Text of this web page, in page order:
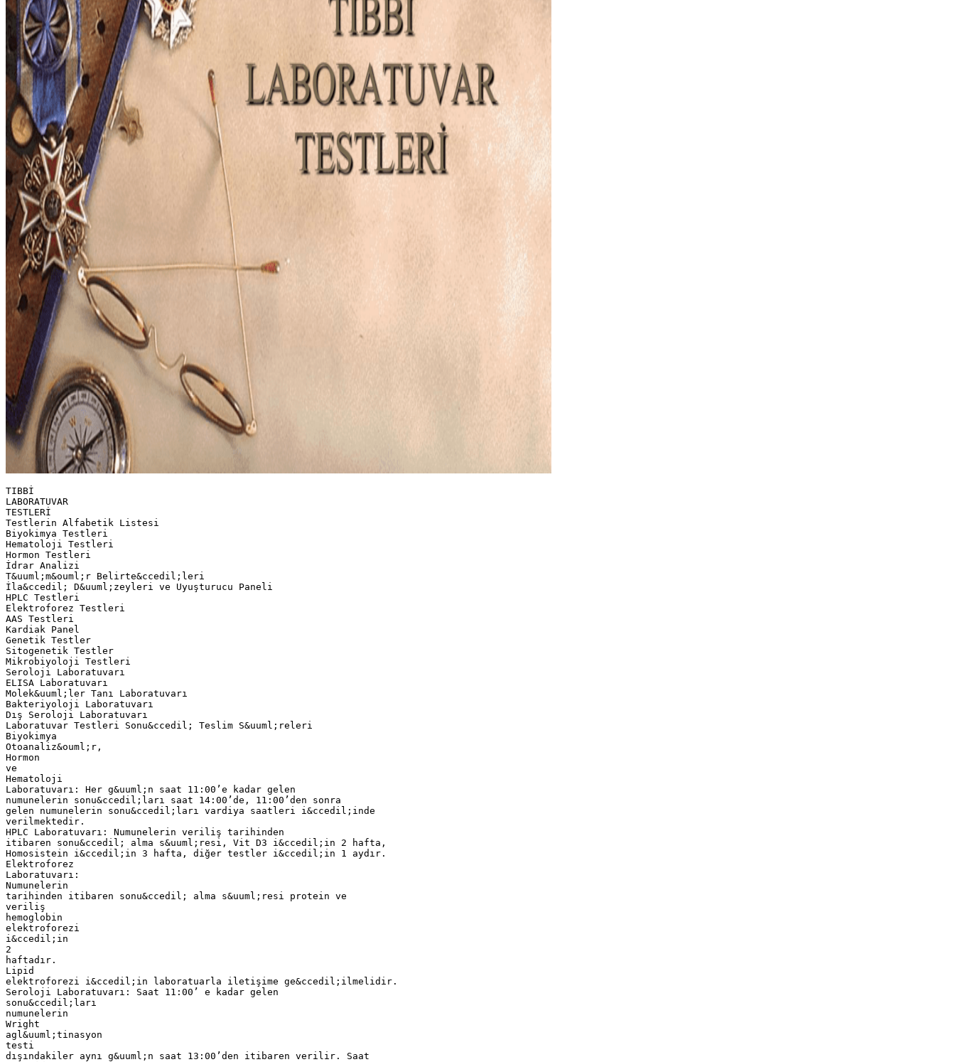
TIBBİ LABORATUVAR TESTLERİ Testlerin Alfabetik Listesi Biyokimya Testleri Hematoloji Testleri Hormon Testleri İdrar Analizi T&uuml;m&ouml;r Belirte&ccedil;leri İla&ccedil; D&uuml;zeyleri ve Uyuşturucu Paneli HPLC Testleri Elektroforez Testleri AAS Testleri Kardiak Panel Genetik Testler Sitogenetik Testler Mikrobiyoloji Testleri Seroloji Laboratuvarı ELISA Laboratuvarı Molek&uuml;ler Tanı Laboratuvarı Bakteriyoloji Laboratuvarı Dış Seroloji Laboratuvarı Laboratuvar Testleri Sonu&ccedil; Teslim S&uuml;releri Biyokimya Otoanaliz&ouml;r, Hormon ve Hematoloji Laboratuvarı: Her g&uuml;n saat 11:00’e kadar gelen numunelerin sonu&ccedil;ları saat 14:00’de, 11:00’den sonra gelen numunelerin sonu&ccedil;ları vardiya saatleri i&ccedil;inde verilmektedir. HPLC Laboratuvarı: Numunelerin veriliş tarihinden itibaren sonu&ccedil; alma s&uuml;resi, Vit D3 i&ccedil;in 2 hafta, Homosistein i&ccedil;in 3 hafta, diğer testler i&ccedil;in 1 aydır. Elektroforez Laboratuvarı: Numunelerin tarihinden itibaren sonu&ccedil; alma s&uuml;resi protein ve veriliş hemoglobin elektroforezi i&ccedil;in 2 haftadır. Lipid elektroforezi i&ccedil;in laboratuarla iletişime ge&ccedil;ilmelidir. Seroloji Laboratuvarı: Saat 11:00’ e kadar gelen sonu&ccedil;ları numunelerin Wright agl&uuml;tinasyon testi dışındakiler aynı g&uuml;n saat 13:00’den itibaren verilir. Saat 11:00’den sonra gelen numunelerin sonu&ccedil;ları kan alındıktan 3 saat sonra verilir. Wright agl&uuml;tinasyon test sonu&ccedil;ları ertesi g&uuml;n verilir. İmm&uuml;nglobulin sonu&ccedil;ları Cuma, C3 ve C4 sonu&ccedil;ları Perşembe g&uuml;nleri 14:00’ den itibaren verilir. Bakteriyoloji Laboratuvarı: Yapılan k&uuml;lt&uuml;r sonu&ccedil;ları normal şartlarda ortalama iki g&uuml;nde verilir. Kan k&uuml;lt&uuml;r&uuml; &uuml;reme olduğunda işleme alınır, &uuml;reme olmadığı durumda 7. g&uuml;n negatif sonu&ccedil; verilmektedir. Mantar, boyalı preparat ve parazit incelemeleri numune alındığı aynı g&uuml;n verilmektedir. Tırnakta mantar aranması, ARB boyama testleri ertesi g&uuml;n verilmektedir. ELISA Laboratuvarı: Saat 11:00’e kadar alınan numunelerin sonu&ccedil;ları aynı g&uuml;n saat 13:30’dan itibaren verilir. 11:00-17:00 arasında alınan numunelerin sonu&ccedil;ları kan alındıktan 3 saat sonra verilir. 17:00’den sonra alınan numunelerin sonu&ccedil;ları ise ertesi g&uuml;n verilir. Otoimm&uuml;n antikor sonu&ccedil;larından ANA, dsDNA, ENA testlerinin sonu&ccedil;ları 15 g&uuml;nde bir Salı g&uuml;nleri 14:00’den itibaren verilir. Diğer mikroelisa testlerinin sonu&ccedil;ları ise yaklaşık 20 g&uuml;n sonra verilir. HCV doğrulama testinin sonucu ise hasta biriktirilerek &ccedil;alışıldığı i&ccedil;in en erken 10 g&uuml;n sonra verilmektedir. Molek&uuml;ler testler: Saat 15:00’e kadar kan alınmaktadır. Bu testler hasta biriktirilerek &ccedil;alışıldığı i&ccedil;in sonu&ccedil;lar en erken 10 g&uuml;n sonra verilmektedir. PANİK DEĞERLER Panik değerler listesi, laboratuvarda &ccedil;alışılan testlerden belirlenen referans aralığı dışında ve kişi i&ccedil;in riskli olabilecek değerlerinin belirlenmesi sonucu oluşturulan listedir. Bu listenin amacı hasta g&uuml;venliğini tehlikeye atabilecek sonu&ccedil;lar elde edildiğinde ilgili hekime s&uuml;recinin işletilmesinin sağlanmasıdır. bildirilmesi Biyokimya Laboratuvarı Panik Değerler Listesi Hematoloji Laboratuvarı Panik Değerler Listesi Mikrobiyoloji Laboratuvarı Panik Değerler Listesi Mikrobiyoloji Laboratuvarı Panik Değerler Listesi LABORATUVAR &Ouml;L&Ccedil;&Uuml;M METODLARI Işık Şiddetinden Faydalanarak Yapılan &Ouml;l&ccedil;&uuml;mler Beyaz ışık farklı dalga boyu ve farklı renklere sahip ışınların bir birleşimidir.Her bir ışın dalgalar halinde yayılan ve belli bir enerjiye sahip fotondur. Dalga boyu, uzunluk birimleri cinsinden ifade edilir: 10-9 m (metre) =1 nm (nanometre)=1 m (milimikron) = 10Ao (Anstron) Bir maddenin rengi, o maddeden g&ouml;z&uuml;m&uuml;ze ulaşan g&ouml;r&uuml;n&uuml;r b&ouml;lgedeki elektromanyetik ışınlardır. Bu ışınlar, saydam maddeler i&ccedil;in maddenin i&ccedil;inden ge&ccedil;ip gelen, saydam olmayanlar i&ccedil;in ise yansıyan ışınlardır. Madde tarafından tutulan ışınların rengi ile maddenin g&ouml;r&uuml;n&uuml;r rengini oluşturan ışınların rengi, tamamlayıcı renkler olarak adlandırılır. Sarı-Mavi Kırmızı-Yeşil Herhangi bir &ccedil;&ouml;zeltiye g&ouml;nderilen ışığın &ccedil;&ouml;zelti tarafından tutulmasına absorpsiyon (soğurulmaemilim), ışığın &ccedil;&ouml;zeltiden ge&ccedil;işine transmisyon denir. &Ccedil;&ouml;zeltiye gelen ışık şiddetiyle &ccedil;&ouml;zeltiden &ccedil;ıkan ışık şiddeti arasında matematiksel bir ilişki vardır; bu ilişki, Lambert-Beer kanunuyla ifade edilir. Lambert-Beer kanunu: Bir &ccedil;&ouml;zeltiden ge&ccedil;en ışık miktarı, ışığın &ccedil;&ouml;zelti i&ccedil;inde katettiği yol ve &ccedil;&ouml;zelti konsantrasyonu ile logaritmik olarak ters orantılı, emilen ışık miktarı ise doğru orantılıdır. %Transmittans: &Ccedil;&ouml;zeltiye giren ışığın y&uuml;zde ka&ccedil;ının&ccedil;&ouml;zeltiden &ccedil;ıktığını g&ouml;sterir. Kolorimetri &Ccedil;&ouml;zelti i&ccedil;indeki madde miktarını &ccedil;&ouml;zeltinin renginden faydalanarak &ouml;l&ccedil;me işlemine kolorimetri, bu tip &ouml;l&ccedil;&uuml;mde kullanılan cihazlara da kolorimetre denir. Kolorimetrik &ouml;l&ccedil;&uuml;mde, konsantrasyonu &ouml;l&ccedil;&uuml;lecek &ccedil;&ouml;zeltinin rengi değişik konsantrasyonlardaki standartların rengiyle karşılaştırılarak değerlendirilir. Fotometri &Ccedil;&ouml;zelti i&ccedil;indeki madde miktarını &ccedil;&ouml;zeltiden ge&ccedil;en veya &ccedil;&ouml;zeltinin tuttuğu ışık miktarından faydalanarak &ouml;l&ccedil;me işlemine fotometri, bu tip &ouml;l&ccedil;&uuml;mde kullanılan cihazlara da fotometre denir. Fotometrik &ouml;l&ccedil;&uuml;mde, renksiz konsantrasyonu da &ouml;l&ccedil;&uuml;lebilir. &ccedil;&ouml;zeltilerin A&ouml; =   c&ouml;  l Astd =   cstd  l c&ouml; = (A&ouml;/ Astd)  cstd c&ouml; = (cstd/ Astd)  A&ouml; c&ouml; = (Fakt&ouml;r)  A&ouml; 21 Analiz edilen &ouml;rnek &uuml;zerine ışık demetinin bir kısmını filtreler kullanarak ayıran ve g&ouml;nderen aletler kolorimetre veya fotometre olarak adlandırılırken, yarıklar ya da prizmalar aracılığı ile bu se&ccedil;iciliği yapan aletler spektrofotometre olarak adlandırılırlar. Nefelometri ve t&uuml;rbidimetri Bulanıklığın &ouml;l&ccedil;&uuml;m&uuml; esasına dayanan y&ouml;ntemlerdir. Nefelometride, &ccedil;&ouml;zeltideki partik&uuml;llerce geliş eksenine g&ouml;re 90o a&ccedil;ıyla yerleştirilmiş olan fotosele doğru saptırılan ışınlar &ouml;l&ccedil;&uuml;l&uuml;r. &Ccedil;eşitli a&ccedil;ılarda sa&ccedil;ılan ışınları &ouml;l&ccedil;en farklı tip nefelometreler vardır. T&uuml;rbidimetride, &ccedil;&ouml;zeltiye gelen ışık şiddetinde &ccedil;&ouml;zeltideki partik&uuml;llerin neden olduğu sa&ccedil;ılmadan dolayı ortaya &ccedil;ıkan ışık kaybı &ouml;l&ccedil;&uuml;l&uuml;r. Bunun i&ccedil;in, absorpsiyonun olmadığı dalga boyundaki ışık ve fotometreler veya kolorimetreler kullanılır. 25 t&uuml;rbidimetre nefelometre A: Işık kaynağı B: Giriş yarıklı levhası C: Monokromot&ouml;r E: &Ccedil;ıkış yarıklı levhası F: Dedekt&ouml;r D: K&uuml;vet Florometri Bazı bileşikler, ışık (enerji) absorbe ettiklerinde uyarılırlar; elektronları d&uuml;ş&uuml;k enerji seviyesinden y&uuml;ksek enerji seviyesine &ccedil;ıkarlar. Sonra bu elektronlar eski enerji seviyelerine veya onun biraz &uuml;st&uuml;ndeki bir seviyeye d&ouml;nerler ve dışarıya ilk aldıkları enerjiye eşit veya biraz daha az enerjiyi ışık tarzında salarlar. Uyarılma (eksitasyon) ortadan kalkınca ışımanın 10-10-10-6 s s&uuml;rmesi floresans, 10-6-102 s s&uuml;rmesi fosforesans olarak tanımlanır. Florometride, florometre denilen cihazlarla madde konsantrasyonu, floresans ışımanın &ouml;l&ccedil;&uuml;m&uuml; ile tayin edilir. Otoanaliz&ouml;r Otoanaliz&ouml;r, kabaca numune ve reaktifleri uygun &ouml;l&ccedil;&uuml;lerde alıp karıştıran, belirli s&uuml;re ve ısıda ink&uuml;be eden, gerekli s&uuml;relerde optik okumaları yapıp sonunda analiz sonucu hesaplanmış olarak kullanıcıya sunan cihazdır. Kısaca otomatik bir spektrofotometredir. Kullanıcı cihaza gerekli reaktifleri ve numuneleri yerleştirir, cihazın bilgi işlemcisine herbir testin numune, reaktif hacimleri, ink&uuml;basyon s&uuml;resi, reaksiyon tipi, sonu&ccedil; hesaplaması i&ccedil;in gerekli fakt&ouml;r ve standart bilgileri girer. G&uuml;n&uuml;m&uuml;zde &ccedil;ok kullanılmaktadır. &ccedil;eşitli otoanaliz&ouml;rler &uuml;retilmiş ve Alev fotometresi ile &ouml;l&ccedil;&uuml;m Alev &uuml;zerine &ccedil;&ouml;zelti &ccedil;ok k&uuml;&ccedil;&uuml;k damlacıklar halinde (sis şeklinde) p&uuml;sk&uuml;rt&uuml;l&uuml;r. Alevin ısı etkisiyle, &ccedil;&ouml;zeltideki madde atomlarının elektronları uyarılır ve bu şekilde daha &uuml;st bir enerji seviyesine &ccedil;ıkmış olan anstabil elektronlar daha sonra eski enerji d&uuml;zeylerine d&ouml;nerken aradaki enerji farkını ışık olarak dışarı salarlar. Bu ışık, &ccedil;&ouml;zeltideki madde konsantrasyonuyla orantılıdır ve alev fotometresinde &ouml;l&ccedil;&uuml;l&uuml;r. Atomik absorpsiyon spektrofotometresi (AAS) ile &ouml;l&ccedil;&uuml;m Temel prensibi alev fotometresinin tersidir. Alev fotometresinde uyarılmış atomun saldığı ışın &ouml;l&ccedil;&uuml;ld&uuml;ğ&uuml; halde AAS’nde atomun tuttuğu ışın &ouml;l&ccedil;&uuml;l&uuml;r. Bu cihazlarla biyolojik sıvılarda bulunan Fe, Cu, Zn, Co, Pb, Li gibi eser elementler &ouml;l&ccedil;&uuml;l&uuml;r. İyon selektif elektrotlar (ISE) yardımıyla &ouml;l&ccedil;&uuml;m Başta Na, K, Ca, Cl ve Li olmak &uuml;zere pek &ccedil;ok elementin tayininde geliştirilmiş bir y&ouml;ntemdir. &Ouml;zel elektrotlar yardımı ile numunelerde iyon farkının bir membranda (zarda) meydana getirdiği potansiyel farkı &ouml;l&ccedil;&uuml;l&uuml;r. B&ouml;ylece numunelerdeki madde konsantrasyonu tayin edilir. &Ouml;l&ccedil;&uuml;len her bir element i&ccedil;in ayrı bir elektrot vardır. İmm&uuml;nokimyasal y&ouml;ntemler D&uuml;ş&